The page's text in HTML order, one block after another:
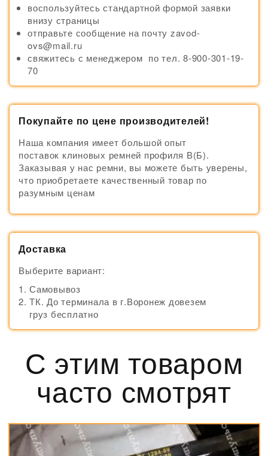
воспользуйтесь стандартной формой заявки
внизу страницы
отправьте сообщение на почту zavod-
ovs@mail.ru
свяжитесь с менеджером по тел. 8-900-301-19-
70
Покупайте по цене производителей!
Наша компания имеет большой опыт
поставок клиновых ремней профиля В(Б).
Заказывая у нас ремни, вы можете быть уверены,
что приобретаете качественный товар по
разумным ценам
Доставка
Выберите вариант:
Самовывоз
ТК. До терминала в г.Воронеж довезем
груз бесплатно
С этим товаром
часто смотрят